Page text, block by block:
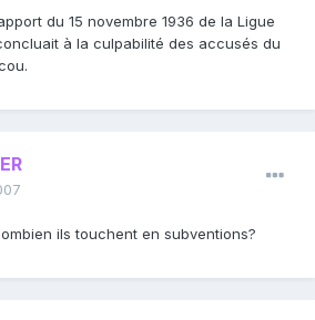
du 15 novembre 1936 de la Ligue
à la culpabilité des accusés du
ils touchent en subventions?